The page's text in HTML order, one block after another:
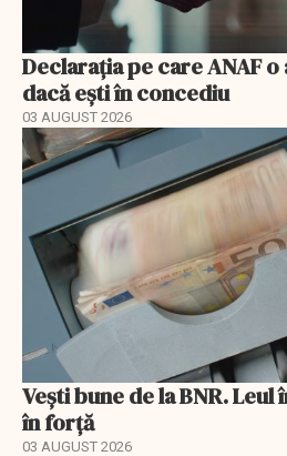
Declarația pe care ANAF
dacă ești în concediu
03 AUGUST 2026
Vești bune de la BNR. Leul
în forță
03 AUGUST 2026